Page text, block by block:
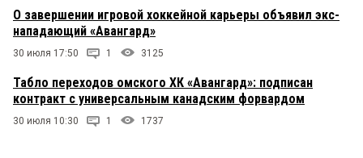
О завершении игровой хоккейной карьеры объявил экс-
нападающий «Авангард»
30 июля 17:50 1 3125
Табло переходов омского ХК «Авангард»: подписан
контракт с универсальным канадским форвардом
30 июля 10:30 1 1737